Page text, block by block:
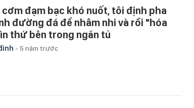
cơm đạm bạc khó nuốt, tôi định pha
đường đá để nhâm nhi và rồi "hóa
thứ bên trong ngăn tủ
- 5 năm trước